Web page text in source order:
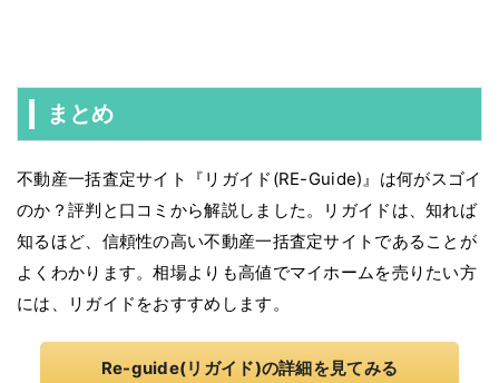
まとめ
不動産一括査定サイト『リガイド(RE-Guide)』は何がスゴイ
のか？評判と口コミから解説しました。リガイドは、知れば
知るほど、信頼性の高い不動産一括査定サイトであることが
よくわかります。相場よりも高値でマイホームを売りたい方
には、リガイドをおすすめします。
Re-guide(リガイド)の詳細を見てみる